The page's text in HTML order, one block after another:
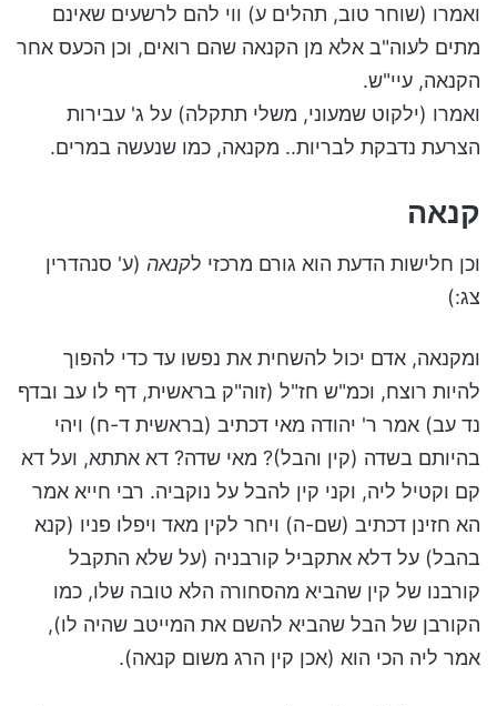
ואמרו (שוחר טוב, תהלים ע) ווי להם לרשעים שאינם
מתים לעוה"ב אלא מן הקנאה שהם רואים, וכן הכעס אחר
הקנאה, עיי"ש.
ואמרו (ילקוט שמעוני, משלי תתקלה) על ג' עבירות
הצרעת נדבקת לבריות.. מקנאה, כמו שנעשה במרים.
קנאה
וכן חלישות הדעת הוא גורם מרכזי לקנאה (ע' סנהדרין
צג:)
ומקנאה, אדם יכול להשחית את נפשו עד כדי להפוך
להיות רוצח, וכמ"ש חז"ל (זוה"ק בראשית, דף לו עב ובדף
נד עב) אמר ר' יהודה מאי דכתיב (בראשית ד-ח) ויהי
בהיותם בשדה (קין והבל)? מאי שדה? דא אתתא, ועל דא
קם וקטיל ליה, וקני קין להבל על נוקביה. רבי חייא אמר
הא חזינן דכתיב (שם-ה) ויחר לקין מאד ויפלו פניו (קנא
בהבל) על דלא אתקביל קורבניה (על שלא התקבל
קורבנו של קין שהביא מהסחורה הלא טובה שלו, כמו
הקורבן של הבל שהביא להשם את המייטב שהיה לו),
אמר ליה הכי הוא (אכן קין הרג משום קנאה).